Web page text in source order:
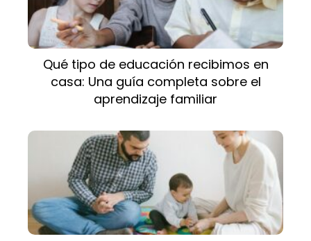
Qué tipo de educación recibimos en
casa: Una guía completa sobre el
aprendizaje familiar